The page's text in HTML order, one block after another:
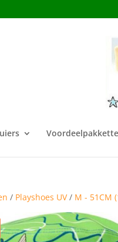
/ Playshoes UV/ M - 51CM